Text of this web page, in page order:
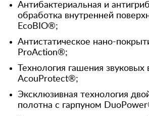
Антибактериальная и
обработка внутренней
EcoBIO®;
Антистатическое нано-
ProAction®;
Технология гашения звуковых
AcouProtect®;
Эксклюзивная технология
полотна с гарпуном